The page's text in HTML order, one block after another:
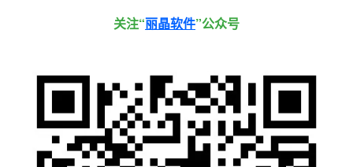
关注“丽晶软件”公众号